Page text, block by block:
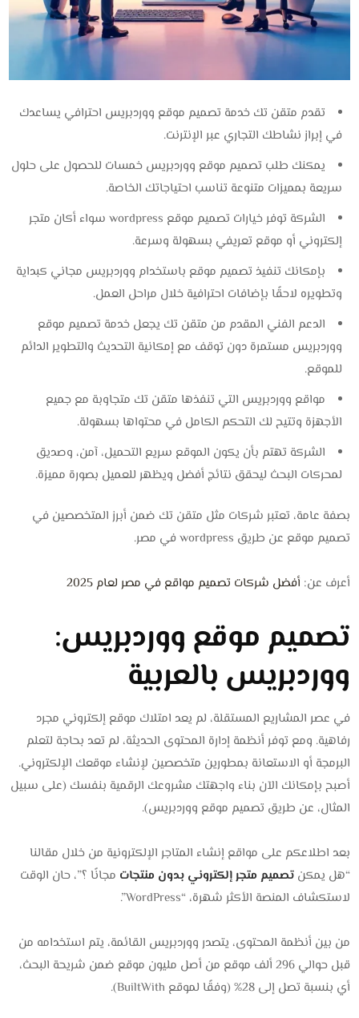
تقدم متقن تك خدمة تصميم موقع ووردبريس احترافي يساعدك
في إبراز نشاطك التجاري عبر الإنترنت.
يمكنك طلب تصميم موقع ووردبريس خمسات للحصول على حلول
سريعة بمميزات متنوعة تناسب احتياجاتك الخاصة.
الشركة توفر خيارات تصميم موقع wordpress سواء أكان متجر
إلكتروني أو موقع تعريفي بسهولة وسرعة.
بإمكانك تنفيذ تصميم موقع باستخدام ووردبريس مجاني كبداية
وتطويره لاحقًا بإضافات احترافية خلال مراحل العمل.
الدعم الفني المقدم من متقن تك يجعل خدمة تصميم موقع
ووردبريس مستمرة دون توقف مع إمكانية التحديث والتطوير الدائم
للموقع.
مواقع ووردبريس التي تنفذها متقن تك متجاوبة مع جميع
الأجهزة وتتيح لك التحكم الكامل في محتواها بسهولة.
الشركة تهتم بأن يكون الموقع سريع التحميل، آمن، وصديق
لمحركات البحث ليحقق نتائج أفضل ويظهر للعميل بصورة مميزة.
بصفة عامة، تعتبر شركات مثل متقن تك ضمن أبرز المتخصصين في
تصميم موقع عن طريق wordpress في مصر.
أعرف عن: أفضل شركات تصميم مواقع في مصر لعام 2025
تصميم موقع ووردبريس:
ووردبريس بالعربية
في عصر المشاريع المستقلة، لم يعد امتلاك موقع إلكتروني مجرد
رفاهية. ومع توفر أنظمة إدارة المحتوى الحديثة، لم تعد بحاجة لتعلم
البرمجة أو الاستعانة بمطورين متخصصين لإنشاء موقعك الإلكتروني.
أصبح بإمكانك الآن بناء واجهتك مشروعك الرقمية بنفسك (على سبيل
المثال، عن طريق تصميم موقع ووردبريس).
بعد اطلاعكم على مواقع إنشاء المتاجر الإلكترونية من خلال مقالنا
“هل يمكنتصميم متجر إلكتروني بدون منتجات مجانًا ؟”، حان الوقت
لاستكشاف المنصة الأكثر شهرة، “WordPress”.
من بين أنظمة المحتوى، يتصدر ووردبريس القائمة، يتم استخدامه من
قبل حوالي 296 ألف موقع من أصل مليون موقع ضمن شريحة البحث،
أي بنسبة تصل إلى 28% (وفقًا لموقع BuiltWith).